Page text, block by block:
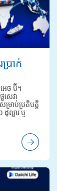
រាក់
េច ប៊ី។
សេវា
រាប់ប្រតិបត្តិ
ល្លារ ឬ